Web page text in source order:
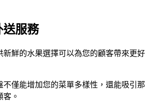
送服務
新鮮的水果選擇可以為您的顧客帶來更好
不僅能增加您的菜單多樣性，還能吸引那
。